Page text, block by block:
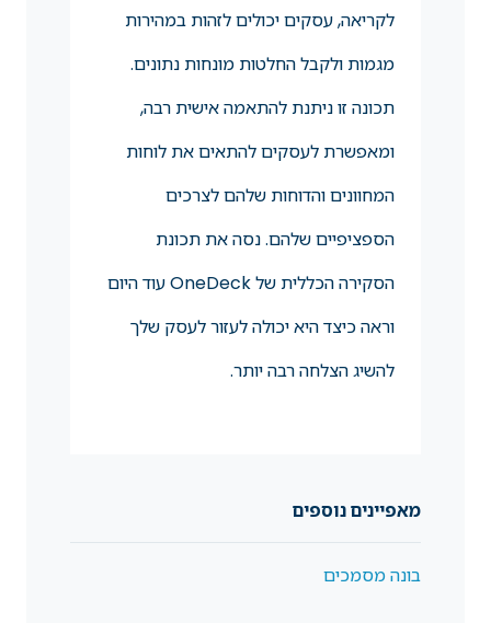
לקריאה, עסקים יכולים לזהות במהירות
מגמות ולקבל החלטות מונחות נתונים.
תכונה זו ניתנת להתאמה אישית רבה,
ומאפשרת לעסקים להתאים את לוחות
המחוונים והדוחות שלהם לצרכים
הספציפיים שלהם. נסה את תכונת
הסקירה הכללית של OneDeck עוד היום
וראה כיצד היא יכולה לעזור לעסק שלך
להשיג הצלחה רבה יותר.
מאפיינים נוספים
בונה מסמכים